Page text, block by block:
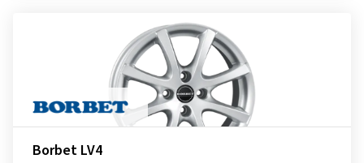
Borbet LV4